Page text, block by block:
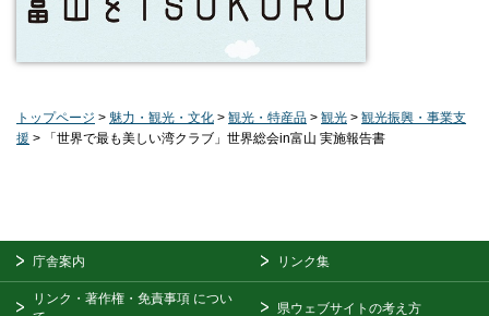
トップページ > 魅力・観光・文化 > 観光・特産品 > 観光 > 観光振興・事業支
援 > 「世界で最も美しい湾クラブ」世界総会in富山 実施報告書
庁舎案内 リンク集
リンク・著作権・免責事項 につい
県ウェブサイトの考え方